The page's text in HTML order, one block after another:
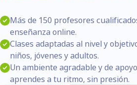
Más de 150 profesores
enseñanza online.
Clases adaptadas al nivel y
niños, jóvenes y adultos.
Un ambiente agradable y de
aprendes a tu ritmo, sin presión.